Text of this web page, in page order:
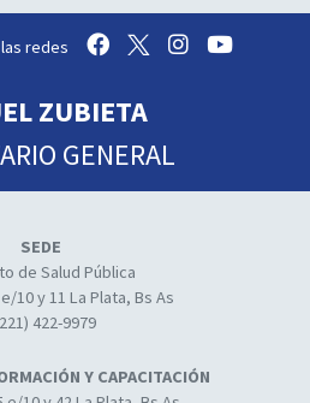
redes
ZUBIETA
GENERAL
SEDE
de Salud Pública
e/10 y 11 La Plata, Bs As
422-9979
Y CAPACITACIÓN